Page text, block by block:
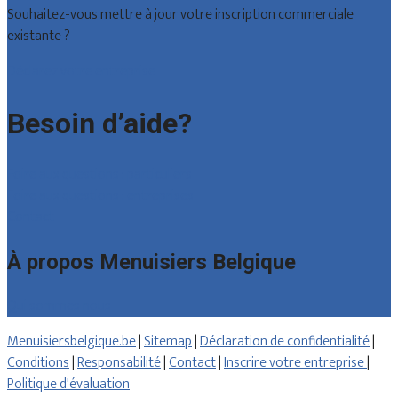
Souhaitez-vous mettre à jour votre inscription commerciale
existante ?
Besoin d’aide?
À propos Menuisiers Belgique
Menuisiersbelgique.be|Sitemap|Déclaration de confidentialité|
Conditions|Responsabilité|Contact|Inscrire votre entreprise|
Politique d'évaluation